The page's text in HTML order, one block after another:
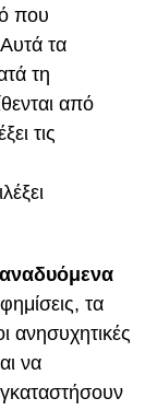
που
τα
τη
από
τις
αναδυόμενα
τα
ανησυχητικές
να